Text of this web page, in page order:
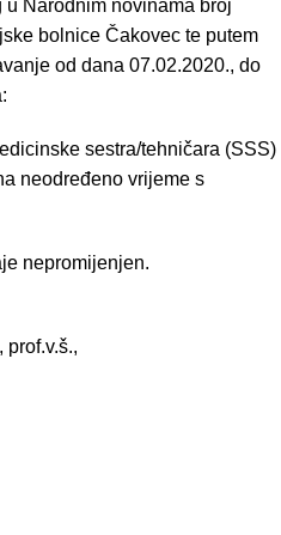
Narodnim novinama broj
bolnice Čakovec te putem
od dana 07.02.2020., do
sestra/tehničara (SSS)
neodređeno vrijeme s
nepromijenjen.
prof.v.š.,